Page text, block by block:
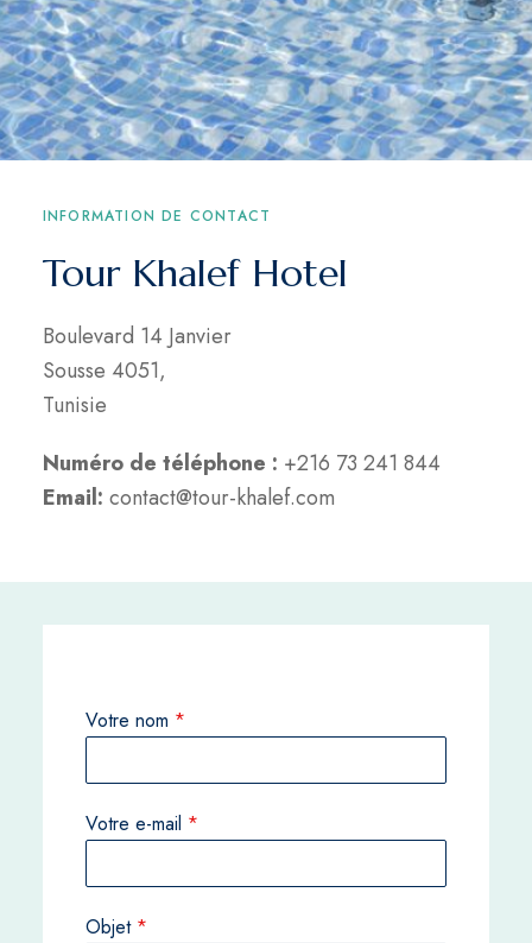
INFORMATION DE CONTACT
Tour Khalef Hotel
Boulevard 14 Janvier
Sousse 4051,
Tunisie
Numéro de téléphone : +216 73 241 844
Email: contact@tour-khalef.com
Votre nom *
Votre e-mail *
Objet *